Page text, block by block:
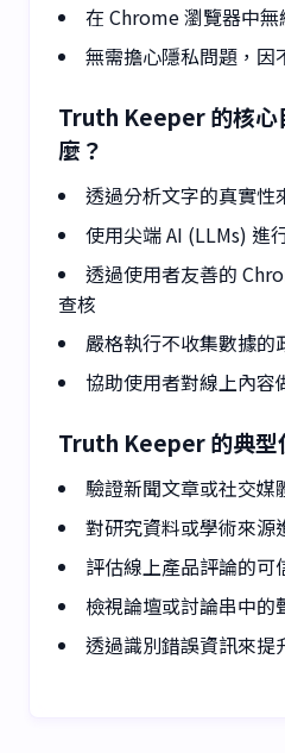
在 Chrome 瀏覽器中無
無需擔心隱私問題，因
Truth Keeper 的核心
麼？
透過分析文字的真實性
使用尖端 AI (LLMs) 進
透過使用者友善的
查核
嚴格執行不收集數據的
協助使用者對線上內容
Truth Keeper 的典型
驗證新聞文章或社交媒
對研究資料或學術來源
評估線上產品評論的可
檢視論壇或討論串中的
透過識別錯誤資訊來提